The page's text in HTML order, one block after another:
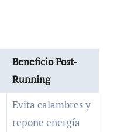
Beneficio Post-
Running
Evita calambres y
repone energía